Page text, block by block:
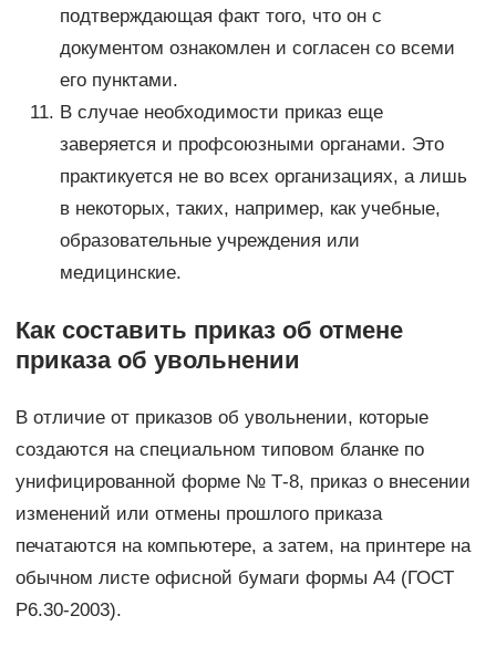
подтверждающая факт того, что он с
документом ознакомлен и согласен со всеми
его пунктами.
В случае необходимости приказ еще
заверяется и профсоюзными органами. Это
практикуется не во всех организациях, а лишь
в некоторых, таких, например, как учебные,
образовательные учреждения или
медицинские.
Как составить приказ об отмене
приказа об увольнении
В отличие от приказов об увольнении, которые
создаются на специальном типовом бланке по
унифицированной форме № Т-8, приказ о внесении
изменений или отмены прошлого приказа
печатаются на компьютере, а затем, на принтере на
обычном листе офисной бумаги формы А4 (ГОСТ
Р6.30-2003).